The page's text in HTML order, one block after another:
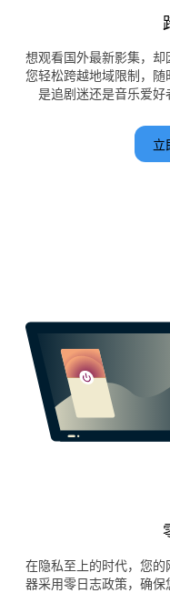
想观看国外最新影集，
您轻松跨越地域限制，
是追剧迷还是音乐爱好
立
在隐私至上的时代，您
器采用零日志政策，确